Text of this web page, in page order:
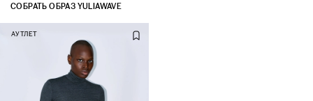
СОБРАТЬ ОБРАЗ YULIAWAVE
АУТЛЕТ